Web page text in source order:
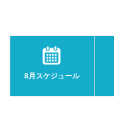
8月スケジュール